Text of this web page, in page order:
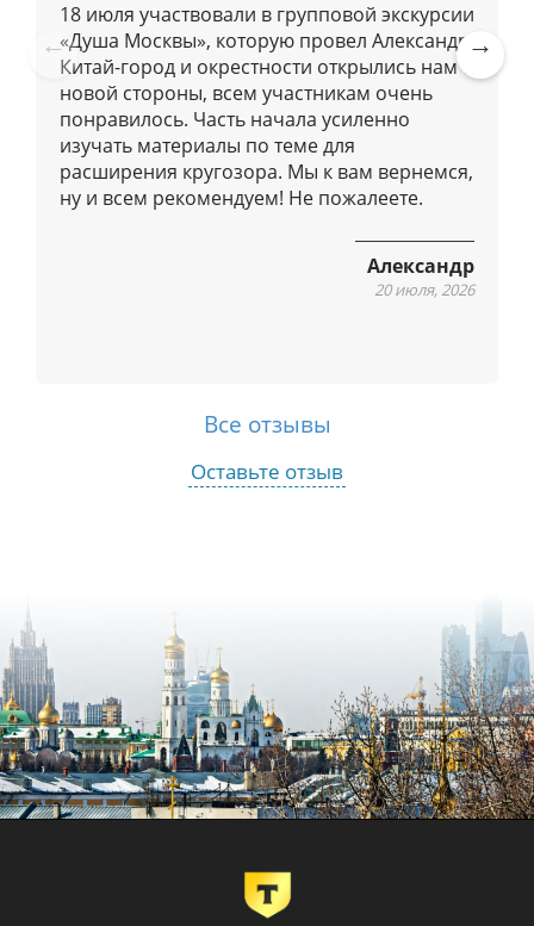
кPre
vio
us
18 июля участвовали в групповой экскурсии
«Душа Москвы», которую провел Александр.
Китай-город и окрестности открылись нам с
новой стороны, всем участникам очень
понравилось. Часть начала усиленно
изучать материалы по теме для
расширения кругозора. Мы к вам вернемся,
ну и всем рекомендуем! Не пожалеете.
Александр
20 июля, 2026
Ne
Все отзывы
Оставьте отзыв